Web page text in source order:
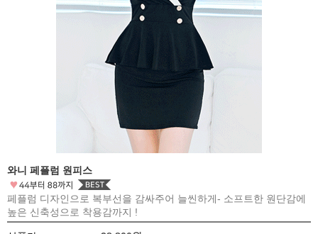
와니 페플럼 원피스
페플럼 디자인으로 복부선을 감싸주어 늘씬하게- 소프트한 원단감에
높은 신축성으로 착용감까지 !